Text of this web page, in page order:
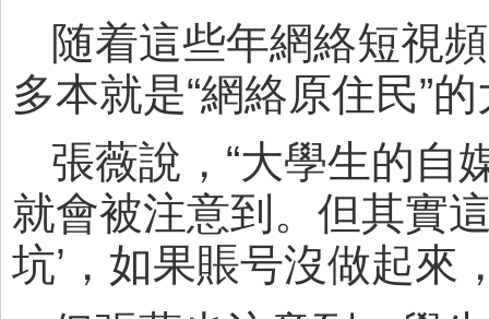
随着這些年網絡短視
多本就是“網絡原住民”
張薇說，“大學生的自
就會被注意到。但其實
坑’，如果賬号沒做起來